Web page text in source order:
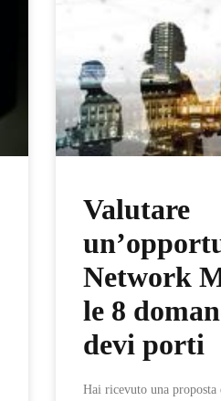
Valutare
Network
le 8
devi porti
Hai ricevuto una proposta